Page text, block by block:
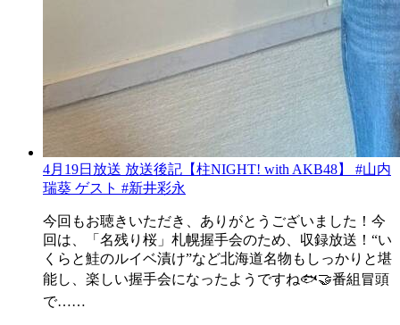
4月19日放送 放送後記【柱NIGHT! with AKB48】 #山内
瑞葵 ゲスト #新井彩永
今回もお聴きいただき、ありがとうございました！今
回は、「名残り桜」札幌握手会のため、収録放送！“い
くらと鮭のルイベ漬け”など北海道名物もしっかりと堪
能し、楽しい握手会になったようですね🐟🤝番組冒頭
で……